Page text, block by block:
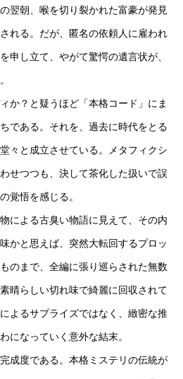
翌朝、喉を切り裂かれた富豪が発見
れる。だが、匿名の依頼人に雇われ
申し立て、やがて驚愕の遺言状が、
か？と疑うほど「本格コード」にま
である。それを、過去に時代をとる
々と成立させている。メタフィクシ
せつつも、決して茶化した扱いで誤
覚悟を感じる。
による古臭い物語に見えて、その内
かと思えば、突然大転回するプロッ
のまで、全編に張り巡らされた無数
晴らしい切れ味で綺麗に回収されて
よるサプライズではなく、緻密な推
になっていく意外な結末。
成度である。本格ミステリの伝統が